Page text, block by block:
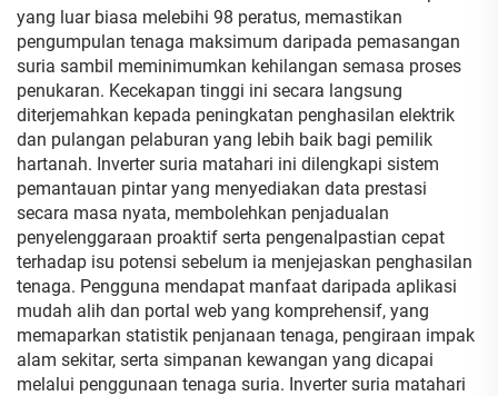
yang luar biasa melebihi 98 peratus, memastikan
pengumpulan tenaga maksimum daripada pemasangan
suria sambil meminimumkan kehilangan semasa proses
penukaran. Kecekapan tinggi ini secara langsung
diterjemahkan kepada peningkatan penghasilan elektrik
dan pulangan pelaburan yang lebih baik bagi pemilik
hartanah. Inverter suria matahari ini dilengkapi sistem
pemantauan pintar yang menyediakan data prestasi
secara masa nyata, membolehkan penjadualan
penyelenggaraan proaktif serta pengenalpastian cepat
terhadap isu potensi sebelum ia menjejaskan penghasilan
tenaga. Pengguna mendapat manfaat daripada aplikasi
mudah alih dan portal web yang komprehensif, yang
memaparkan statistik penjanaan tenaga, pengiraan impak
alam sekitar, serta simpanan kewangan yang dicapai
melalui penggunaan tenaga suria. Inverter suria matahari